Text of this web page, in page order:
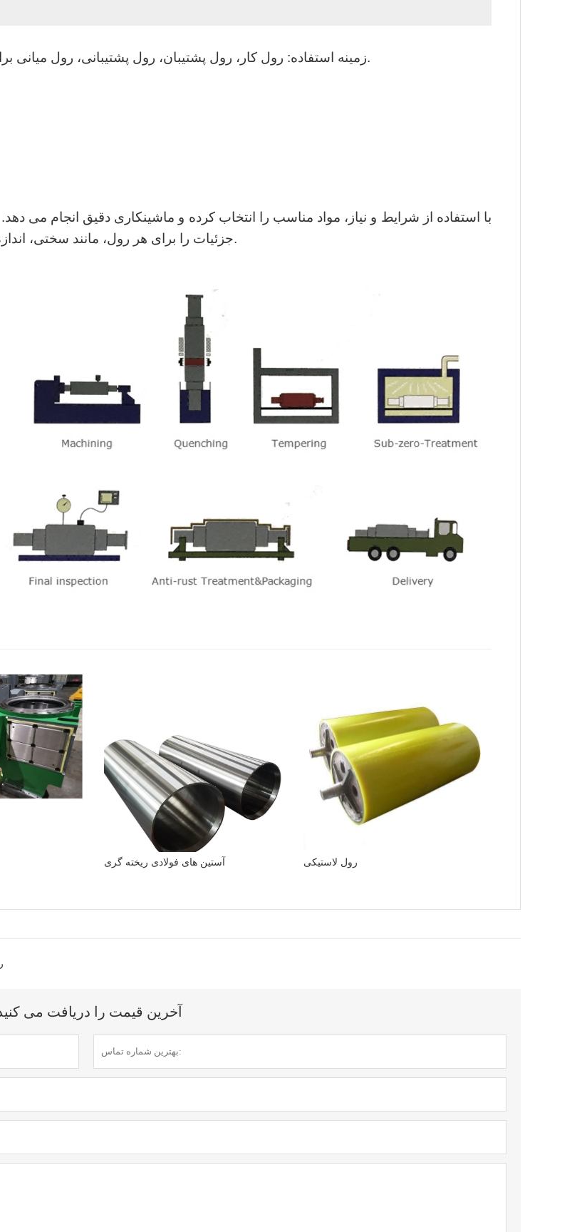
زمینه استفاده: رول کار، رول پشتیبان، رول پشتیبانی، رول میانی برای آسیاب رولینگ فولاد، آلومینیوم، پردازش صفحه مسی.
با استفاده از شرایط و نیاز، مواد مناسب را انتخاب کرده و ماشینکاری دقیق انجام می
جزئیات را برای هر رول، مانند سختی، اندازه، ترکیب شیمیایی، عملیات حرارتی و غیره ارائه می دهد.
آستین های فولادی ریخته گری رول لاستیکی
آخرین قیمت را دریافت می کنید؟ ما در